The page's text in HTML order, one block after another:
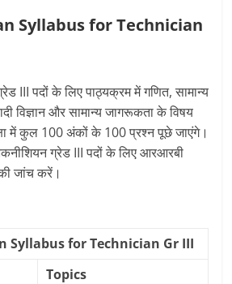
Syllabus for Technician
III पदों के लिए पाठ्यक्रम में गणित, सामान्य
विज्ञान और सामान्य जागरूकता के विषय
में कुल 100 अंकों के 100 प्रश्न पूछे जाएंगे।
ग्रेड III पदों के लिए आरआरबी
जांच करें।
Syllabus for Technician Gr III
Topics